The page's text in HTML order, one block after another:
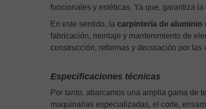
funcionales y estéticas. Ya que, garantiza
En este sentido, la carpintería de aluminio
fabricación, montaje y mantenimiento de
construcción, reformas y decoración por las
Especificaciones técnicas
Por tanto, abarcamos una amplia gama de
maquinarias especializadas, el corte,